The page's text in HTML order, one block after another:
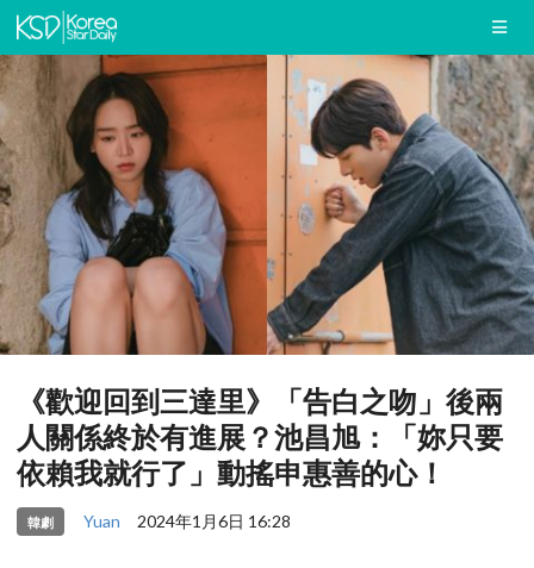
《歡迎回到三達里》「告白之吻」後兩
人關係終於有進展？池昌旭：「妳只要
依賴我就行了」動搖申惠善的心！
韓劇 Yuan 2024年1月6日 16:28